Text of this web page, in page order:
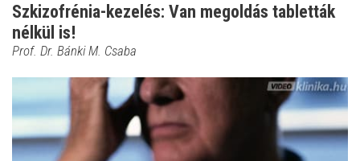
Szkizofrénia-kezelés: Van megoldás tabletták
nélkül is!
Prof. Dr. Bánki M. Csaba